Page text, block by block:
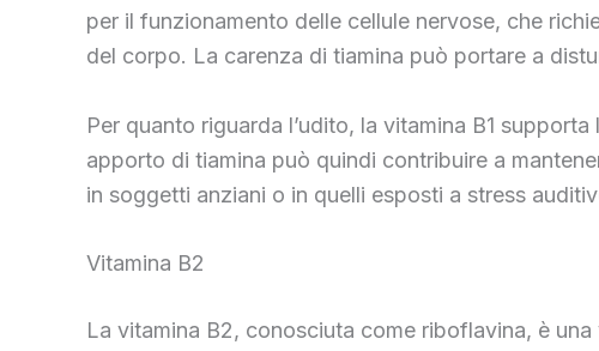
per il funzionamento delle cellule nervose, che
del corpo. La carenza di tiamina può portare a
Per quanto riguarda l’udito, la vitamina B1
apporto di tiamina può quindi contribuire a
in soggetti anziani o in quelli esposti a stress
Vitamina B2
La vitamina B2, conosciuta come riboflavina, è